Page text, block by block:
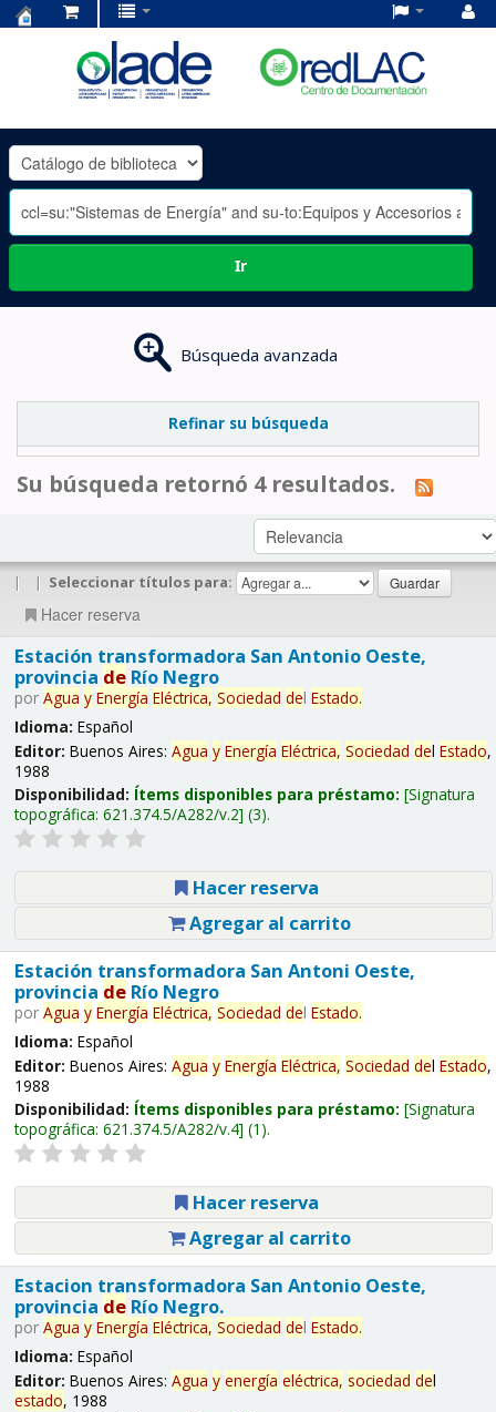
OLADE
-
Ir
Búsqueda avanzada
Refinar su búsqueda
Su búsqueda retornó 4 resultados.
| | Seleccionar títulos para:
Hacer reserva
Estación transformadora San Antonio Oeste,
provincia deRío Negro
por Agua y Energía Eléctrica, Sociedad del Estado.
Idioma: Español
Editor: Buenos Aires: Agua y Energía Eléctrica, Sociedad del Estado,
1988
Disponibilidad: Ítems disponibles para préstamo: Signatura
topográfica: 621.374.5/A282/v.2 (3).
Hacer reserva
Agregar al carrito
Estación transformadora San Antoni Oeste,
provincia deRío Negro
por Agua y Energía Eléctrica, Sociedad del Estado.
Idioma: Español
Editor: Buenos Aires: Agua y Energía Eléctrica, Sociedad del Estado,
1988
Disponibilidad: Ítems disponibles para préstamo: Signatura
topográfica: 621.374.5/A282/v.4 (1).
Hacer reserva
Agregar al carrito
Estacion transformadora San Antonio Oeste,
provincia deRío Negro.
por Agua y Energía Eléctrica, Sociedad del Estado.
Idioma: Español
Editor: Buenos Aires: Agua y energía eléctrica, sociedad del
estado, 1988